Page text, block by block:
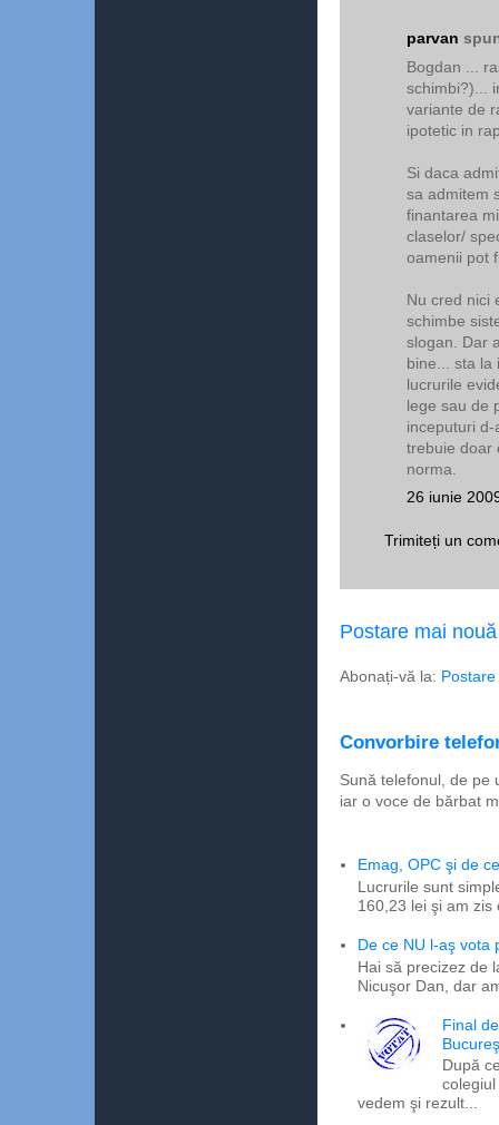
parvan
Bogdan ...
schimbi?)...
variante de
ipotetic in
Si daca
sa admitem
finantarea
claselor/
oamenii pot
Nu cred nici
schimbe
slogan. Dar
bine... sta la
lucrurile
lege sau de
inceputuri
trebuie doar
norma.
26 iunie
Trimiteți un
Postare mai nouă
Abonați-vă la:
Convorbire
Sună telefonul, de pe
iar o voce de bărbat
Emag, OPC şi de
Lucrurile sunt
160,23 lei şi am
De ce NU l-aş vota
Hai să precizez de
Nicuşor Dan, dar
Final
După
vedem şi rezult...